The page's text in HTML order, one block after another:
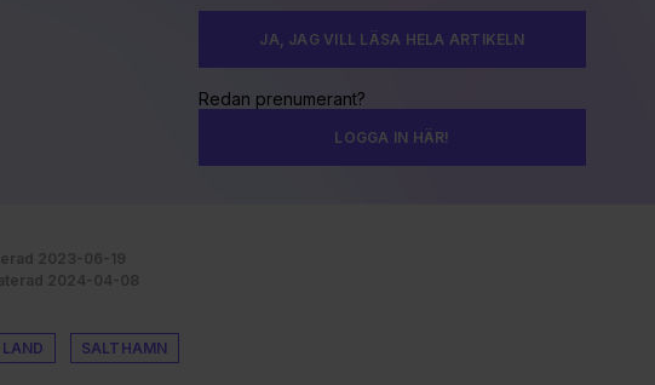
JA, JAG VILL LÄSA HELA ARTIKELN
Redan prenumerant?
LOGGA IN HÄR!
2023-06-19
2024-04-08
SALTHAMN